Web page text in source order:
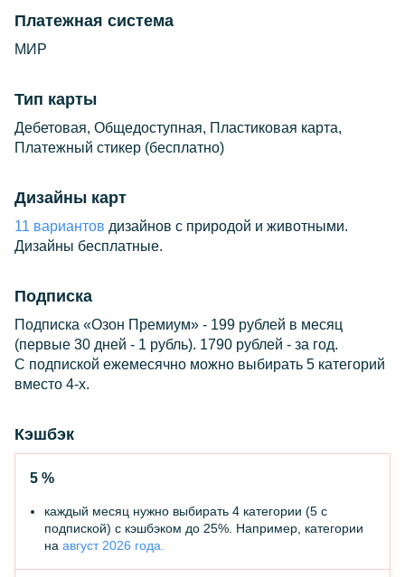
Платежная система
МИР
Тип карты
Дебетовая, Общедоступная, Пластиковая карта,
Платежный стикер (бесплатно)
Дизайны карт
11 вариантов дизайнов с природой и животными.
Дизайны бесплатные.
Подписка
Подписка «Озон Премиум» - 199 рублей в месяц
(первые 30 дней - 1 рубль). 1790 рублей - за год.
С подпиской ежемесячно можно выбирать 5 категорий
вместо 4-х.
Кэшбэк
5 %
каждый месяц нужно выбирать 4 категории (5 с
подпиской) с кэшбэком до 25%. Например, категории
на август 2026 года.